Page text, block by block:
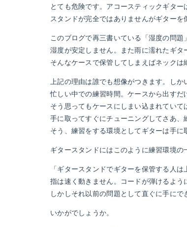
とても危険です。アコースティックギター
スタンドが完全ではありませんがギターを
このブログで再三書いている「湿度の問
湿度が安定しません。また雨に濡れたギタ
そんなケースで保管してしまえばネックは
上記の理由は誰でも想像がつきます。し
忙しい中での練習時間。ケースから出すだ
そう思ってもケースにしまい込まれていて
手に取ってすぐにチューニングしてさあ、
そう、練習をする環境としてギターは手に
ギタースタンドにはこのように練習環境の
「ギタースタンドでギターを保管する人
指は速く動きません。コードが弾けるよう
しかしそれ以前の問題として直ぐに手にで
いかがでしょうか。